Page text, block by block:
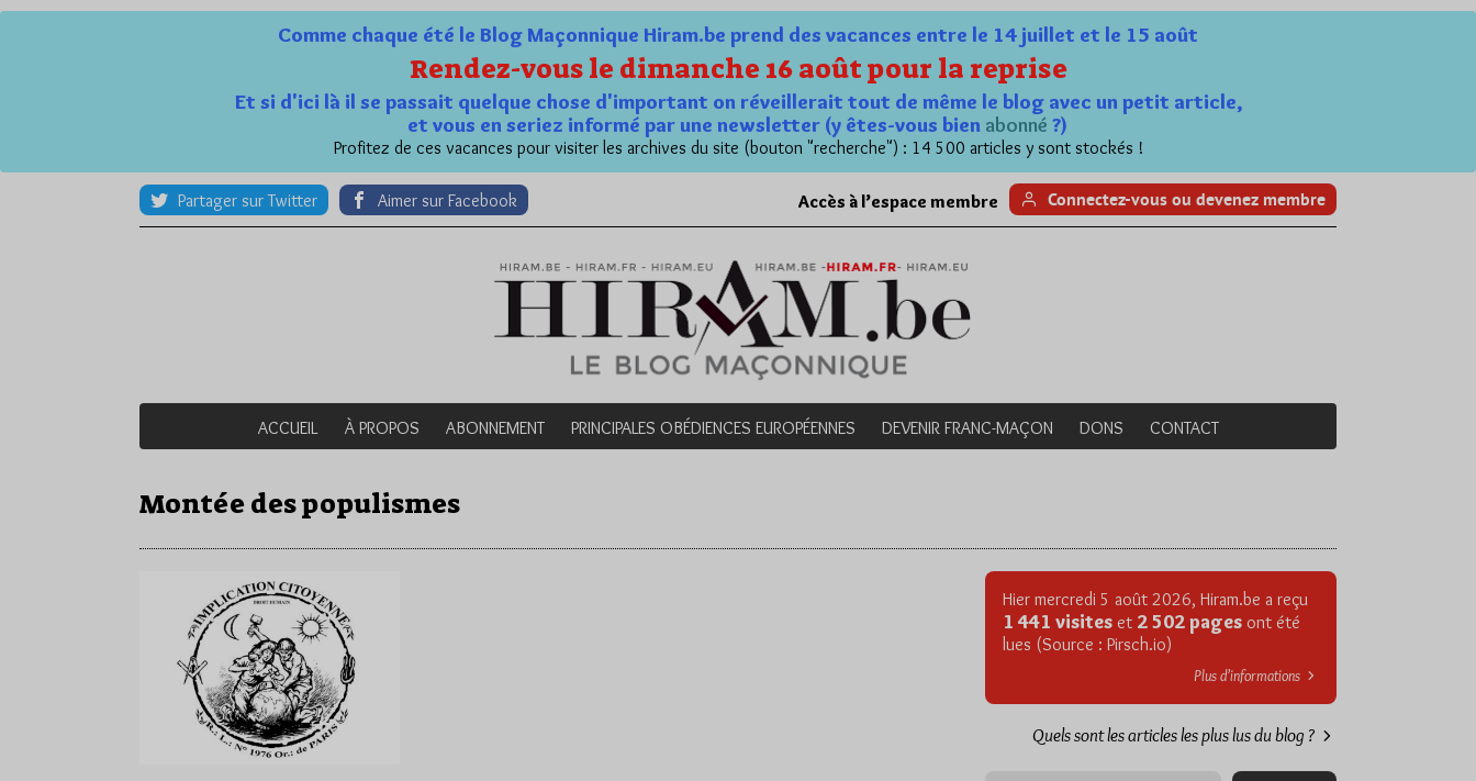
Comme chaque été le Blog Maçonnique Hiram.be prend des vacances entre le 14 juillet et le 15 août
Rendez-vous le dimanche 16 août pour la reprise
Et si d'ici là il se passait quelque chose d'important on réveillerait tout de même le blog avec un petit article,
et vous en seriez informé par une newsletter (y êtes-vous bien abonné ?)
Profitez de ces vacances pour visiter les archives du site (bouton "recherche") : 14 500 articles y sont stockés !
Partager sur Twitter Aimer sur Facebook Accès à l’espace membre Connectez-vous ou devenez membre
ACCUEIL À PROPOS ABONNEMENT PRINCIPALES OBÉDIENCES EUROPÉENNES DEVENIR FRANC-MAÇON DONS CONTACT
Montée des populismes
Hier mercredi 5 août 2026, Hiram.be a reçu
1 441 visites et 2 502 pages ont été
lues (Source : Pirsch.io)
Plus d’informations
Quels sont les articles les plus lus du blog ?